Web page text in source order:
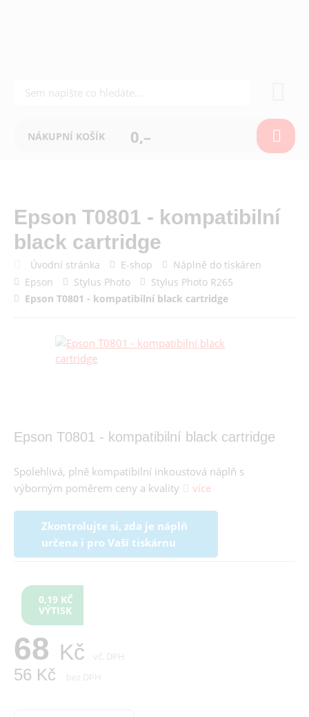
NÁKUPNÍ KOŠÍK 0,–
Epson T0801 - kompatibilní
black cartridge
Úvodní stránka E-shop
Náplně do tiskáren
Epson
Stylus Photo
Stylus Photo R265
Epson T0801 - kompatibilní black cartridge
Epson T0801 - kompatibilní black cartridge
Spolehlivá, plně kompatibilní inkoustová náplň s
výborným poměrem ceny a kvality
více
Zkontrolujte si, zda je náplň
určena i pro Vaší tiskárnu
0,19 KČ
VÝTISK
68 Kč vč. DPH
56 Kč bez DPH